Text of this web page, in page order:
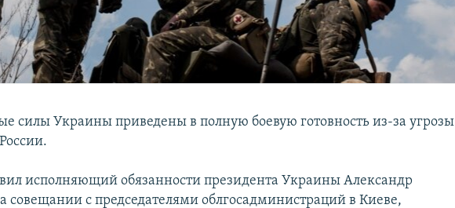
силы Украины приведены в полную боевую готовность из-за угрозы
исполняющий обязанности президента Украины Александр
совещании с председателями облгосадминистраций в Киеве,